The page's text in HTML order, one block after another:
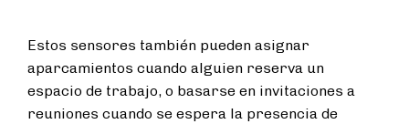
Estos sensores también pueden asignar
aparcamientos cuando alguien reserva un
espacio de trabajo, o basarse en invitaciones a
reuniones cuando se espera la presencia de